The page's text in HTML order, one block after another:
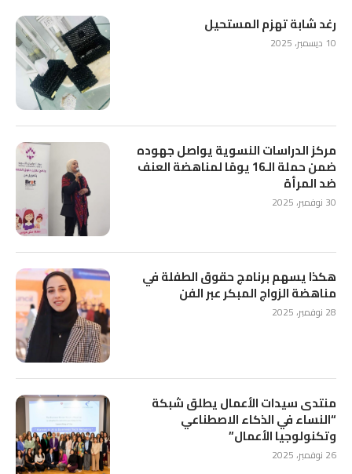
رغد شابة تهزم المستحيل
10 ديسمبر، 2025
مركز الدراسات النسوية يواصل جهوده
ضمن حملة الـ16 يومًا لمناهضة العنف
ضد المرأة
30 نوفمبر، 2025
هكذا يسهم برنامج حقوق الطفلة في
مناهضة الزواج المبكر عبر الفن
28 نوفمبر، 2025
منتدى سيدات الأعمال يطلق شبكة
“النساء في الذكاء الاصطناعي
وتكنولوجيا الأعمال”
26 نوفمبر، 2025